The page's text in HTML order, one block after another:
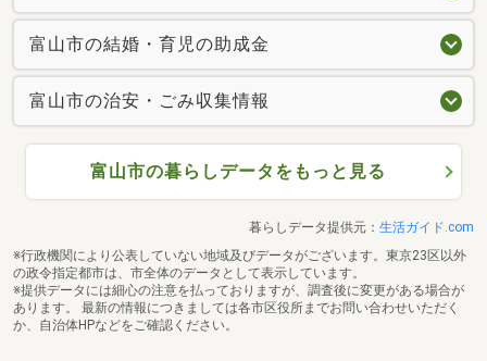
富山市の結婚・育児の助成金
富山市の治安・ごみ収集情報
富山市の暮らしデータをもっと見る
暮らしデータ提供元： 生活ガイド.com
※行政機関により公表していない地域及びデータがございます。東京23区以外
の政令指定都市は、市全体のデータとして表示しています。
※提供データには細心の注意を払っておりますが、調査後に変更がある場合が
あります。 最新の情報につきましては各市区役所までお問い合わせいただく
か、自治体HPなどをご確認ください。